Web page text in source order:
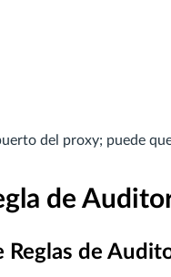
del proxy; puede
de
Reglas de